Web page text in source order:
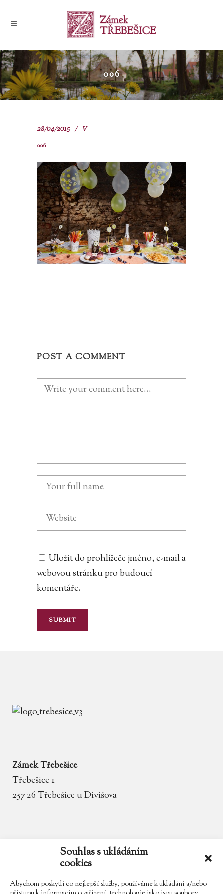
Souhlas s ukládáním
cookies
Abychom poskytli co nejlepší služby, používáme k ukládání a/nebo
006
28/04/2015 V
006
POST A COMMENT
Uložit do prohlížeče jméno, e-mail a
webovou stránku pro budoucí
komentáře.
Zámek Třebešice
Třebešice 1
257 26 Třebešice u Divišova
zamek.trebesice@volny.cz
602 354 467